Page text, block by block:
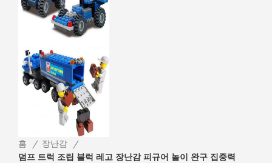
홈
장난감
덤프 트럭 조립 블럭 레고 장난감 피규어 놀이 완구 집중력